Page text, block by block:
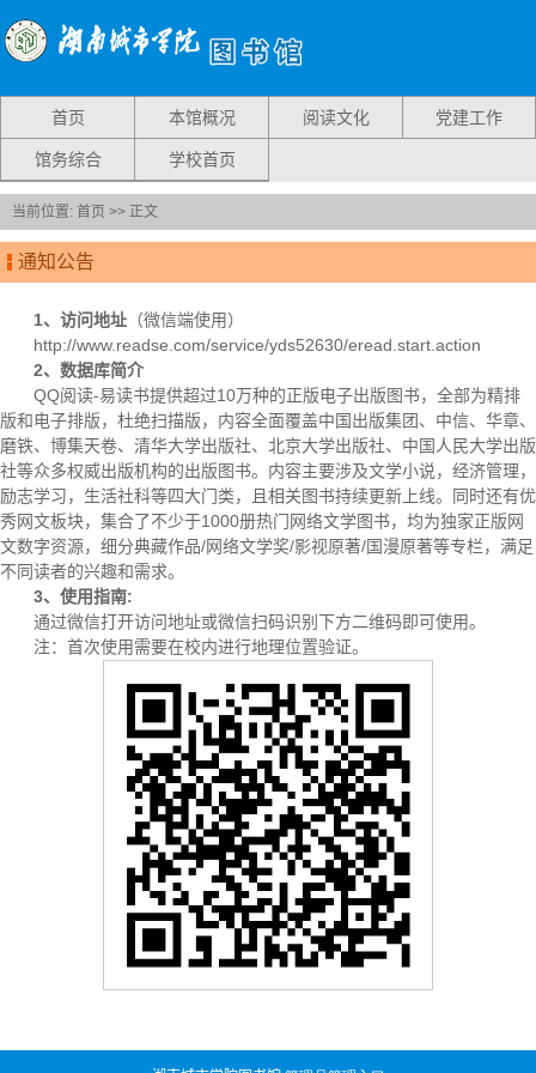
首页 本馆概况 阅读文化 党建工作
馆务综合 学校首页
当前位置: 首页 >> 正文
通知公告
1、 访问地址 （微信端使用）
http://www.readse.com/service/yds52630/eread.start.action
2、 数据库简介
QQ阅读-易读书提供超过10万种的正版电子出版图书，全部为精排
版和电子排版，杜绝扫描版，内容全面覆盖中国出版集团、中信、华章、
磨铁、博集天卷、清华大学出版社、北京大学出版社、中国人民大学出版
社等众多权威出版机构的出版图书。内容主要涉及文学小说，经济管理，
励志学习，生活社科等四大门类，且相关图书持续更新上线。同时还有优
秀网文板块，集合了不少于1000册热门网络文学图书，均为独家正版网
文数字资源，细分典藏作品/网络文学奖/影视原著/国漫原著等专栏，满足
不同读者的兴趣和需求。
3、使用指南:
通过微信打开访问地址或微信扫码识别下方二维码即可使用。
注：首次使用需要在校内进行地理位置验证。